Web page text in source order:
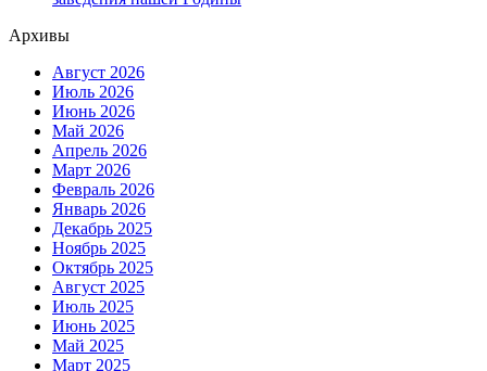
Архивы
Август 2026
Июль 2026
Июнь 2026
Май 2026
Апрель 2026
Март 2026
Февраль 2026
Январь 2026
Декабрь 2025
Ноябрь 2025
Октябрь 2025
Август 2025
Июль 2025
Июнь 2025
Май 2025
Март 2025